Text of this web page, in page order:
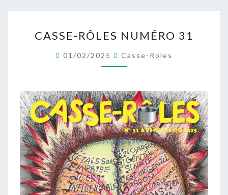
RÔLES
NUMÉRO
31
CASSE-RÔLES NUMÉRO 31
01/02/2025 Casse-Roles